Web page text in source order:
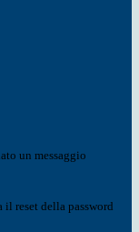
un messaggio
il reset della password